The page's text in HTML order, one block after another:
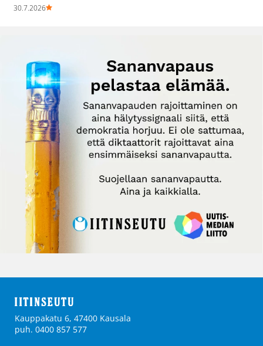
30.7.2026
Kauppakatu 6, 47400 Kausala
puh. 0400 857 577